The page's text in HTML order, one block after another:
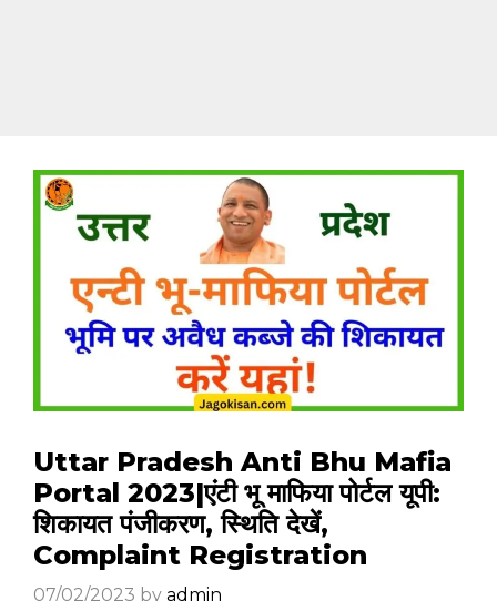
Uttar Pradesh Anti Bhu Mafia
Portal 2023|एंटी भू माफिया पोर्टल यूपी:
शिकायत पंजीकरण, स्थिति देखें,
Complaint Registration
07/02/2023 by admin